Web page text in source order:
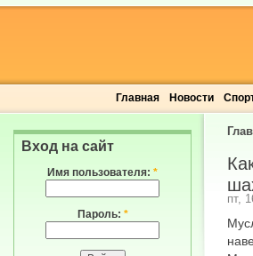
Главная Новости
пт,
Вход на сайт
Имя пользователя: *
Пароль: *